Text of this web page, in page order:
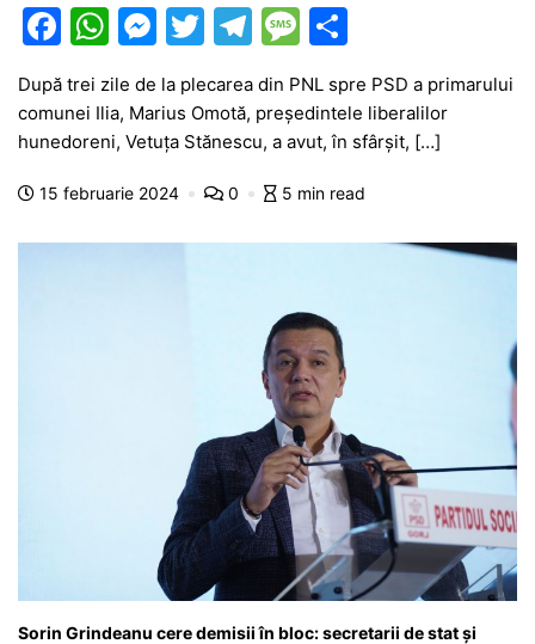
F
c
e
b
o
o
W
h
at
s
A
p
p
M
s
s
e
g
T
itt
er
T
el
e
gr
a
m
M
s
s
a
e
ta
je
a
z
ă
După trei zile de la plecarea din PNL spre PSD a primarului
comunei Ilia, Marius Omotă, președintele liberalilor
hunedoreni, Vetuța Stănescu, a avut, în sfârșit, […]
15 februarie 2024 0 5 min read
Sorin Grindeanu cere demisii în bloc: secretarii de stat și